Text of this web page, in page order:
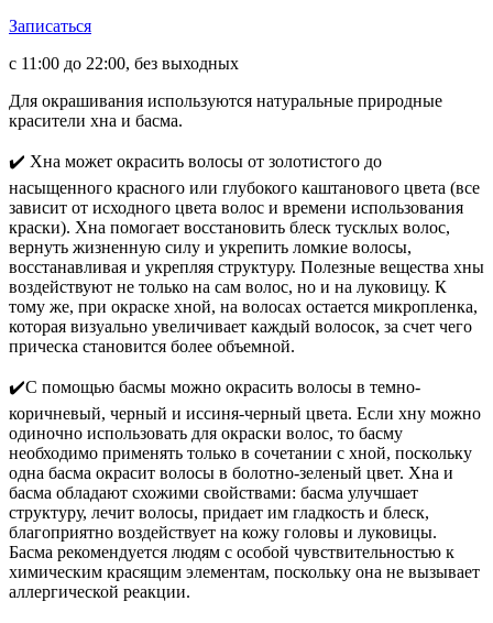
Записаться
с 11:00 до 22:00, без выходных
Для окрашивания используются натуральные природные
красители хна и басма.
✔️ Хна может окрасить волосы от золотистого до
насыщенного красного или глубокого каштанового цвета (все
зависит от исходного цвета волос и времени использования
краски). Хна помогает восстановить блеск тусклых волос,
вернуть жизненную силу и укрепить ломкие волосы,
восстанавливая и укрепляя структуру. Полезные вещества хны
воздействуют не только на сам волос, но и на луковицу. К
тому же, при окраске хной, на волосах остается микропленка,
которая визуально увеличивает каждый волосок, за счет чего
прическа становится более объемной.
✔️С помощью басмы можно окрасить волосы в темно-
коричневый, черный и иссиня-черный цвета. Если хну можно
одиночно использовать для окраски волос, то басму
необходимо применять только в сочетании с хной, поскольку
одна басма окрасит волосы в болотно-зеленый цвет. Хна и
басма обладают схожими свойствами: басма улучшает
структуру, лечит волосы, придает им гладкость и блеск,
благоприятно воздействует на кожу головы и луковицы.
Басма рекомендуется людям с особой чувствительностью к
химическим красящим элементам, поскольку она не вызывает
аллергической реакции.